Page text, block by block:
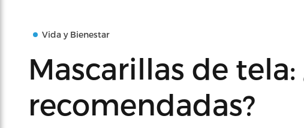
Vida y Bienestar
Mascarillas de tela:
recomendadas?